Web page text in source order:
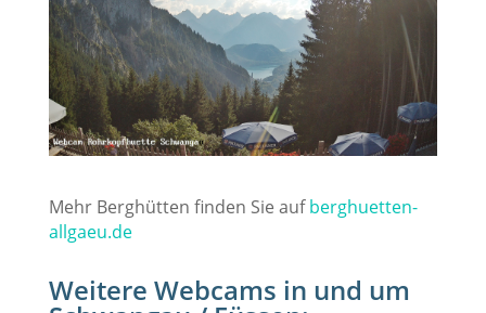
Mehr Berghütten finden Sie aufberghuetten-
allgaeu.de
Weitere Webcams in und um